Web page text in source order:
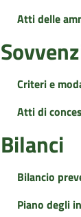
Atti delle
Criteri e
Atti di
Bilanci
Bilancio
Piano degli